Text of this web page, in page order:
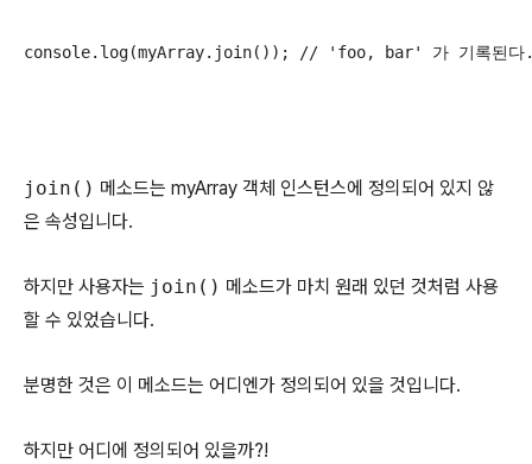
console.log(myArray.join()); // 'foo, bar' 가 기록된다
join() 메소드는 myArray 객체 인스턴스에 정의되어 있지 않
은 속성입니다.
하지만 사용자는 join() 메소드가 마치 원래 있던 것처럼 사용
할 수 있었습니다.
분명한 것은 이 메소드는 어디엔가 정의되어 있을 것입니다.
하지만 어디에 정의되어 있을까?!